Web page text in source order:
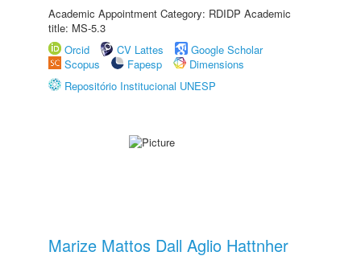
Academic Appointment Category: RDIDP Academic
title: MS-5.3
Orcid
CV Lattes
Google Scholar
Scopus
Fapesp
Dimensions
Repositório Institucional UNESP
Marize Mattos Dall Aglio Hattnher